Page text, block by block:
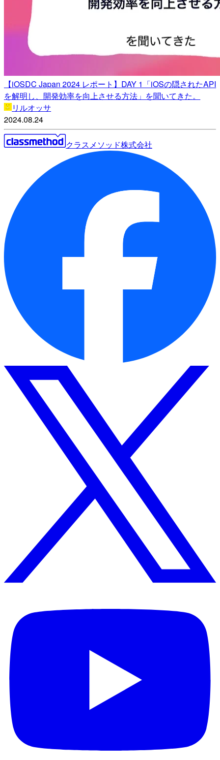
【iOSDC Japan 2024 レポート】DAY 1「iOSの隠されたAPI
を解明し、開発効率を向上させる方法」を聞いてきた。
リルオッサ
2024.08.24
クラスメソッド株式会社